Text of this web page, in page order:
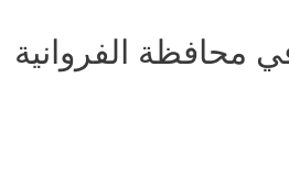
محافظة الفروانية